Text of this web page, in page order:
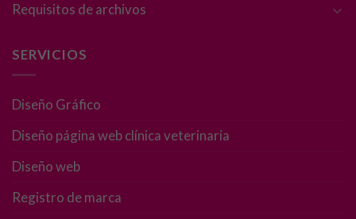
Requisitos de archivos
SERVICIOS
Diseño Gráfico
Diseño página web clínica veterinaria
Diseño web
Registro de marca